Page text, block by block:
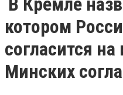
котором
согласится
Минских